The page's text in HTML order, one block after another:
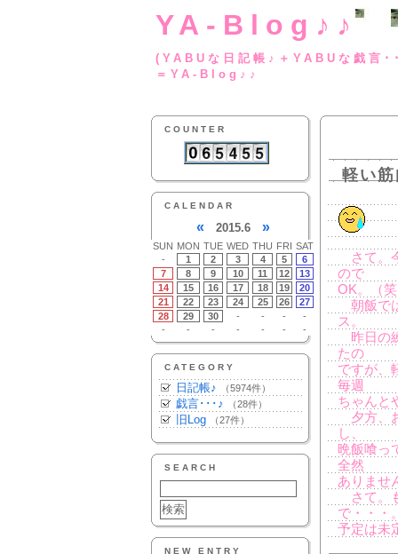
YA-Blog♪♪
(YABUな日記帳♪
＝YA-Blog♪♪
COUNTER
CALENDAR
« 2015.6 »
SUN MON TUE WED THU FRI SAT
-
1 2 3 4 5
6
7
8 9 10 11 12
13
14
15 16 17 18 19
20
21
22 23 24 25 26
27
28
29 30 - - -
-
-
- - - - - -
CATEGORY
日記帳♪ （5974件）
戯言･･･♪ （28件）
旧Log （27件）
SEARCH
NEW ENTRY
軽い
さて。
ので
OK。（
朝飯で
ス。
昨日の
たの
ですが、
毎週
ちゃんと
夕方、
し、
晩飯喰っ
全然
ありませ
さて。
で・・・
予定は未